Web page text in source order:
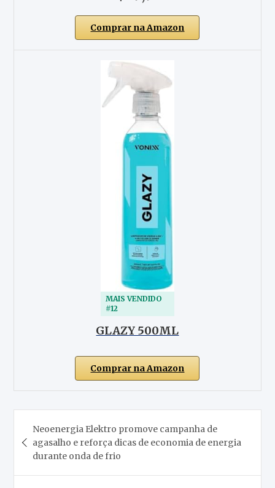
Comprar na Amazon
MAIS VENDIDO
#12
GLAZY 500ML
Comprar na Amazon
de
Post
Neoenergia Elektro promove campanha de
agasalho e reforça dicas de economia de energia
durante onda de frio